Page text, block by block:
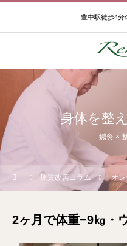
豊中駅徒歩4分
身体を整
鍼灸 ×
体質改善コラム オ
2ヶ月で体重−9㎏・